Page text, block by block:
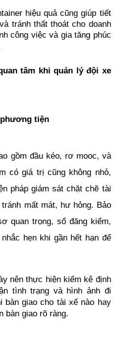
hiệu quả cũng giúp tiết
tránh thất thoát cho doanh
công việc và gia tăng phúc
tâm khi quản lý đội xe
tiện
gồm đầu kéo, rơ mooc, và
có giá trị cũng không nhỏ,
pháp giám sát chặt chẽ tài
mất mát, hư hỏng. Bảo
quan trọng, sổ đăng kiểm,
hẹn khi gần hết hạn để
nên thực hiện kiểm kê định
tình trạng và hình ảnh đi
giao cho tài xế nào hay
bàn giao rõ ràng.